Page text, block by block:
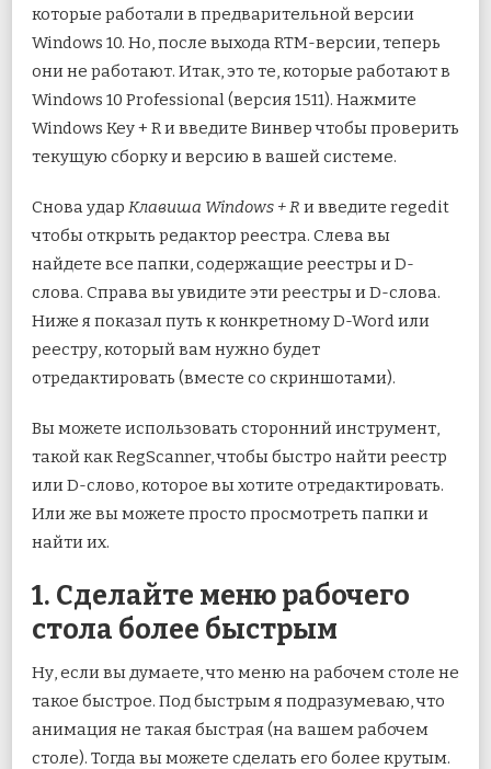
которые работали в предварительной версии
Windows 10. Но, после выхода RTM-версии, теперь
они не работают. Итак, это те, которые работают в
Windows 10 Professional (версия 1511). Нажмите
Windows Key + R и введите Винвер чтобы проверить
текущую сборку и версию в вашей системе.
Снова удар Клавиша Windows + R и введите regedit
чтобы открыть редактор реестра. Слева вы
найдете все папки, содержащие реестры и D-
слова. Справа вы увидите эти реестры и D-слова.
Ниже я показал путь к конкретному D-Word или
реестру, который вам нужно будет
отредактировать (вместе со скриншотами).
Вы можете использовать сторонний инструмент,
такой как RegScanner, чтобы быстро найти реестр
или D-слово, которое вы хотите отредактировать.
Или же вы можете просто просмотреть папки и
найти их.
1. Сделайте меню рабочего
стола более быстрым
Ну, если вы думаете, что меню на рабочем столе не
такое быстрое. Под быстрым я подразумеваю, что
анимация не такая быстрая (на вашем рабочем
столе). Тогда вы можете сделать его более крутым.